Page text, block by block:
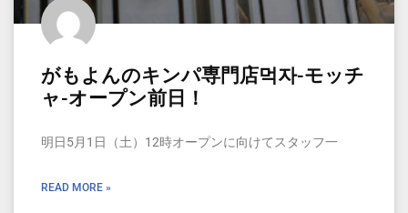
がもよんのキンパ専門店먹자-モッチ
ャ-オープン前日！
明日5月1日（土）12時オープンに向けてスタッフ一
READ MORE »